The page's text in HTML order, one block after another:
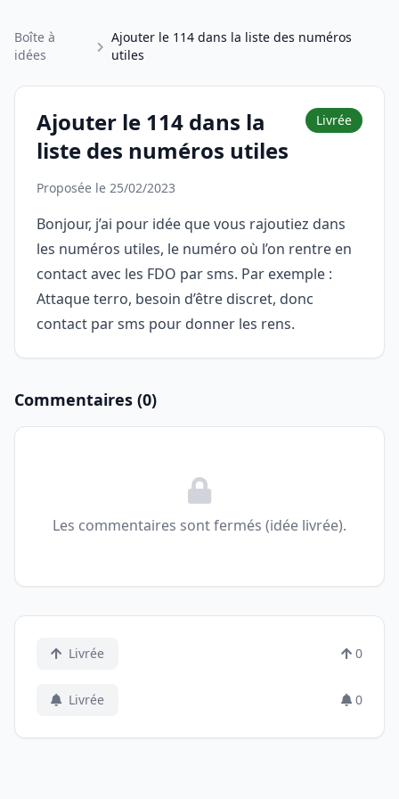
Boîte à
idées
Ajouter le 114 dans la liste des numéros
utiles
Ajouter le 114 dans la
liste des numéros utiles
Livrée
Proposée le 25/02/2023
Bonjour, j’ai pour idée que vous rajoutiez dans
les numéros utiles, le numéro où l’on rentre en
contact avec les FDO par sms. Par exemple :
Attaque terro, besoin d’être discret, donc
contact par sms pour donner les rens.
Commentaires (0)
Les commentaires sont fermés (idée livrée).
Livrée 0
Livrée 0